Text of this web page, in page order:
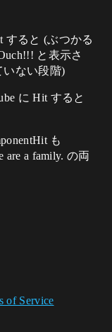
すると (ぶつかる
と表示さ
いない段階)
に Hit すると
も
a family. の両
of Service